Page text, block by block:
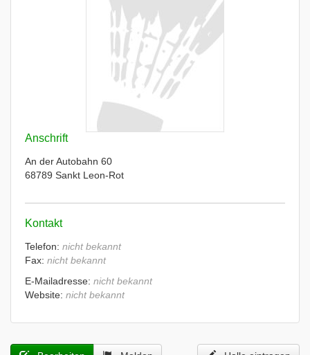
Anschrift
An der Autobahn 60
68789 Sankt Leon-Rot
Kontakt
Telefon: nicht bekannt
Fax: nicht bekannt
E-Mailadresse: nicht bekannt
Website: nicht bekannt